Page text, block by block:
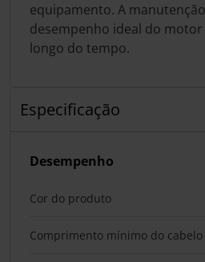
equipamento. A
desempenho ideal do motor
longo do tempo.
Especificação
Desempenho
Cor do produto
Comprimento mínimo do cabelo